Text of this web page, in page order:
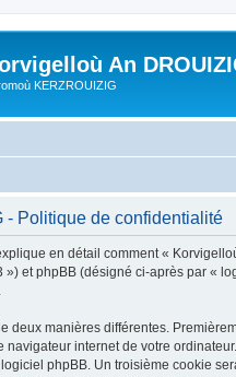
An
KERZROUIZIG
- Politique de confidentialité
en détail comment «
») et phpBB (désigné ci-après par «
deux manières différentes.
internet de votre
phpBB. Un troisième cookie